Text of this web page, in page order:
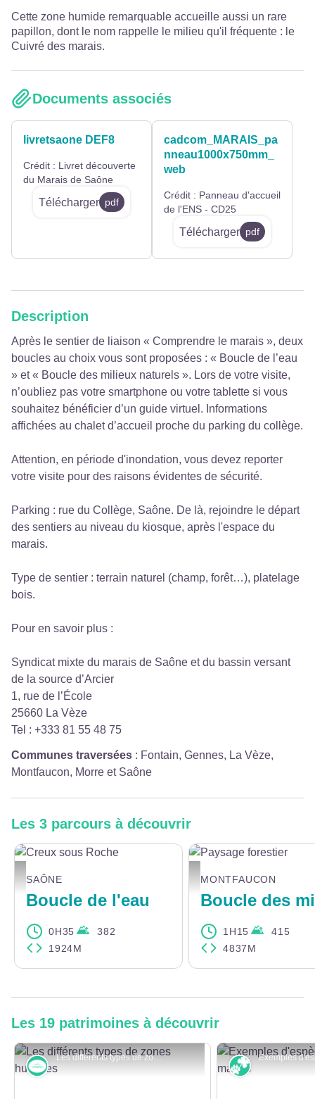
Cette zone humide remarquable accueille aussi un rare
papillon, dont le nom rappelle le milieu qu'il fréquente : le
Cuivré des marais.
Documents associés
livretsaone DEF8
Crédit : Livret découverte
du Marais de Saône
Télécharger pdf
cadcom_MARAIS_pa
nneau1000x750mm_
web
Crédit : Panneau d'accueil
de l'ENS - CD25
Télécharger pdf
Description
Après le sentier de liaison « Comprendre le marais », deux
boucles au choix vous sont proposées : « Boucle de l’eau
» et « Boucle des milieux naturels ». Lors de votre visite,
n’oubliez pas votre smartphone ou votre tablette si vous
souhaitez bénéficier d’un guide virtuel. Informations
affichées au chalet d’accueil proche du parking du collège.
Attention, en période d'inondation, vous devez reporter
votre visite pour des raisons évidentes de sécurité.
Parking : rue du Collège, Saône. De là, rejoindre le départ
des sentiers au niveau du kiosque, après l'espace du
marais.
Type de sentier : terrain naturel (champ, forêt…), platelage
bois.
Pour en savoir plus :
Syndicat mixte du marais de Saône et du bassin versant
de la source d’Arcier
1, rue de l’École
25660 La Vèze
Tel : +333 81 55 48 75
Communes traversées : Fontain, Gennes, La Vèze,
Montfaucon, Morre et Saône
Les 3 parcours à découvrir
Creux sous Roche - CD25
SAÔNE
Boucle de l'eau
0H35
382
1924M
Paysage forestier - CD25
MONTFAUCON
1H15
415
4837M
Les 19 patrimoines à découvrir
Les différents types de zones humides - CD25
Rivières et zones humides Faune et